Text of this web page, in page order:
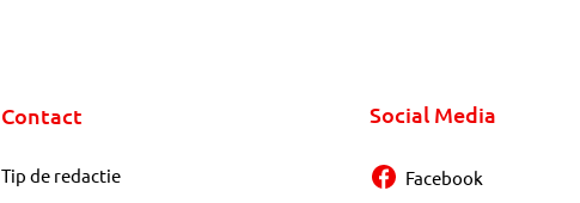
Contact
Tip de redactie
Social Media
Facebook